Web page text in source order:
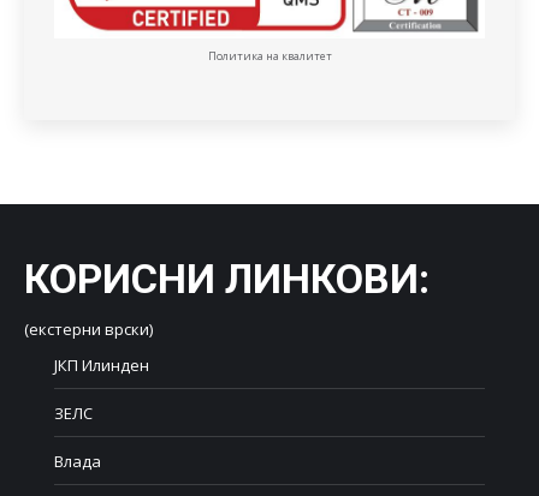
Политика на квалитет
КОРИСНИ ЛИНКОВИ:
(екстерни врски)
ЈКП Илинден
ЗЕЛС
Влада